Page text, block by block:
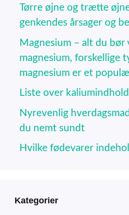
Tørre øjne og trætte
genkendes årsager og
Magnesium – alt du bør
magnesium, forskellige
magnesium er et
Liste over
Nyrevenlig
du nemt sundt
Hvilke fødevarer
Kategorier